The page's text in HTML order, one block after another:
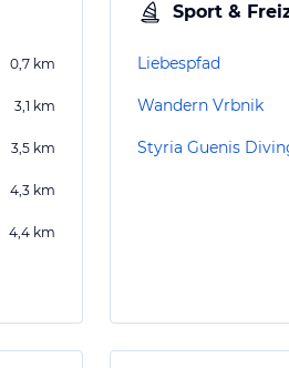
0,7 km
3,1 km
3,5 km
4,3 km
4,4 km
Sport &
Liebespfad
Wandern Vrbnik
Styria Guenis